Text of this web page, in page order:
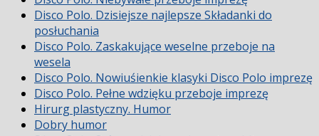
Disco Polo. Dzisiejsze najlepsze Składanki do
posłuchania
Disco Polo. Zaskakujące weselne przeboje na
wesela
Disco Polo. Nowiuśienkie klasyki Disco Polo imprezę
Disco Polo. Pełne wdzięku przeboje imprezę
Hirurg plastyczny. Humor
Dobry humor